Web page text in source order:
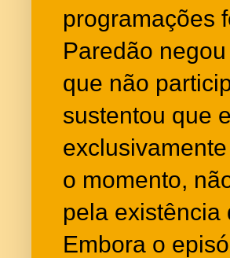
programações
Paredão
que não
sustentou que
o momento,
pela existência
Embora o